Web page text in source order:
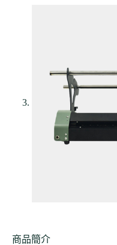
商品簡介